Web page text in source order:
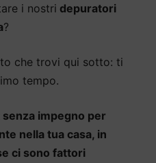
i nostri depuratori
?
che trovi qui sotto: ti
tempo.
impegno per
nella tua casa, in
ci sono fattori